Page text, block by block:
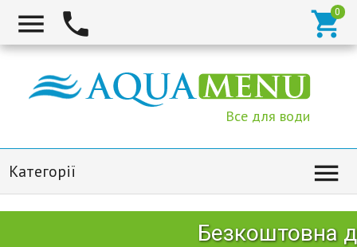
  
Все для води
Категорії 
Безкоштовна